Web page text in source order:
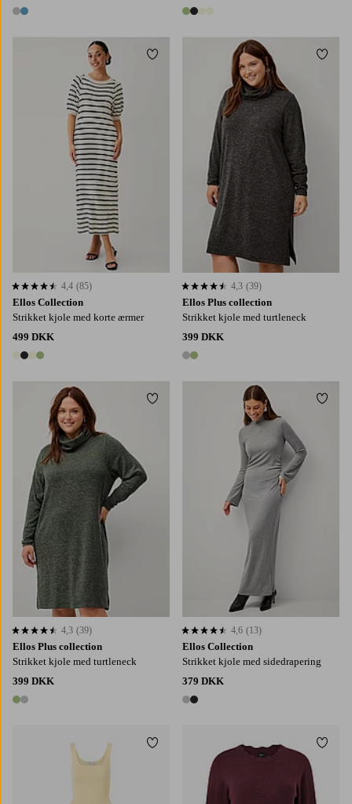
2 farver 4 farver
Ellos Collection
Strikket kjole med korte ærmer
499 DKK
4 farver
4,4 baseret på 85 bedømmelser
4,4 (85)
Tilføj til favoritter
42/4446/4850/52
Ellos Plus collection
Strikket kjole med turtleneck
399 DKK
2 farver
4,3 baseret på 39 bedømmelser
4,3 (39)
50/5254/5658/60
Ellos Plus collection
Strikket kjole med turtleneck
399 DKK
2 farver
4,3 baseret på 39 bedømmelser
4,3 (39)
Tilføj til favoritter
46/48 50/5254/5658/60
Ellos Collection
Strikket kjole med sidedrapering
379 DKK
2 farver
4,6 baseret på 13 bedømmelser
4,6 (13)
Tilføj til favoritter
XL